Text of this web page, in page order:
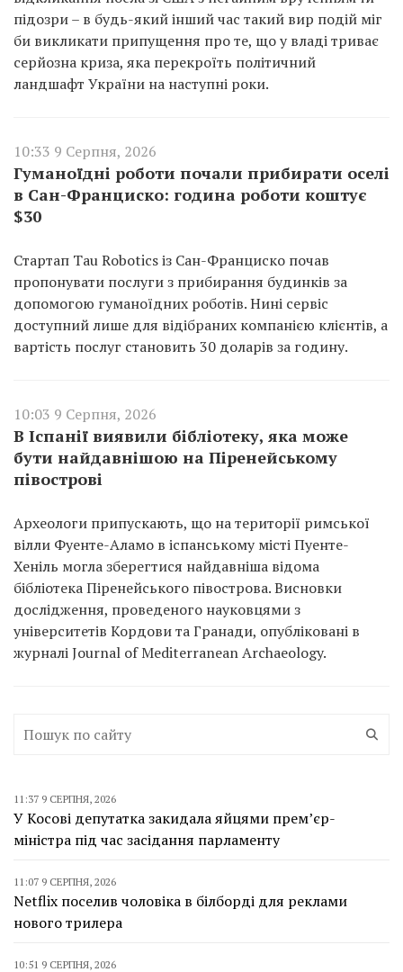
підозри – в будь-який інший час такий вир подій міг
би викликати припущення про те, що у владі триває
серйозна криза, яка перекроїть політичний
ландшафт України на наступні роки.
10:33 9 Серпня, 2026
Гуманоїдні роботи почали прибирати оселі
в Сан-Франциско: година роботи коштує
$30
Стартап Tau Robotics із Сан-Франциско почав
пропонувати послуги з прибирання будинків за
допомогою гуманоїдних роботів. Нині сервіс
доступний лише для відібраних компанією клієнтів, а
вартість послуг становить 30 доларів за годину.
10:03 9 Серпня, 2026
В Іспанії виявили бібліотеку, яка може
бути найдавнішою на Піренейському
півострові
Археологи припускають, що на території римської
вілли Фуенте-Аламо в іспанському місті Пуенте-
Хеніль могла зберегтися найдавніша відома
бібліотека Піренейського півострова. Висновки
дослідження, проведеного науковцями з
університетів Кордови та Гранади, опубліковані в
журналі Journal of Mediterranean Archaeology.
11:37 9 СЕРПНЯ, 2026
У Косові депутатка закидала яйцями прем’єр-
міністра під час засідання парламенту
11:07 9 СЕРПНЯ, 2026
Netflix поселив чоловіка в білборді для реклами
нового трилера
10:51 9 СЕРПНЯ, 2026